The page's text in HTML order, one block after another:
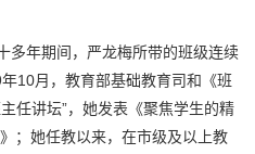
多年期间，严龙梅所带的班级连续
10月，教育部基础教育司和《班
任讲坛”，她发表《聚焦学生的精
；她任教以来，在市级及以上教